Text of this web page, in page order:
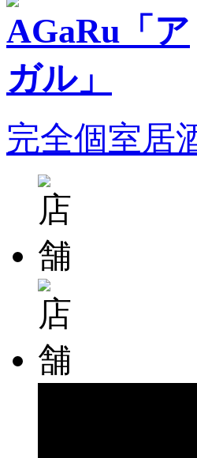
完全個室居